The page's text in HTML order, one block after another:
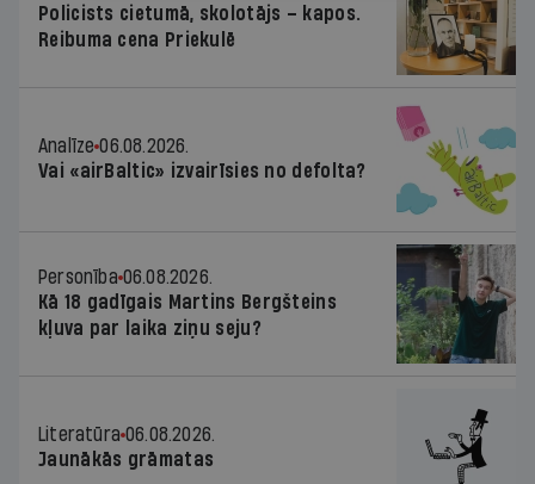
Policists cietumā, skolotājs – kapos.
Reibuma cena Priekulē
Analīze 06.08.2026.
Vai «airBaltic» izvairīsies no defolta?
Personība 06.08.2026.
Kā 18 gadīgais Martins Bergšteins
kļuva par laika ziņu seju?
Literatūra 06.08.2026.
Jaunākās grāmatas